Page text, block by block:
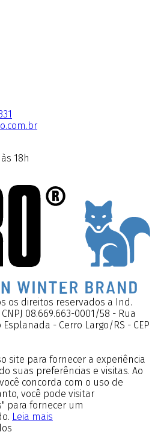
18h
os direitos reservados a Ind.
08.669.663-0001/58 - Rua
Esplanada - Cerro Largo/RS - CEP
site para fornecer a experiência
suas preferências e visitas. Ao
concorda com o uso de
você pode visitar
para fornecer um
Leia mais